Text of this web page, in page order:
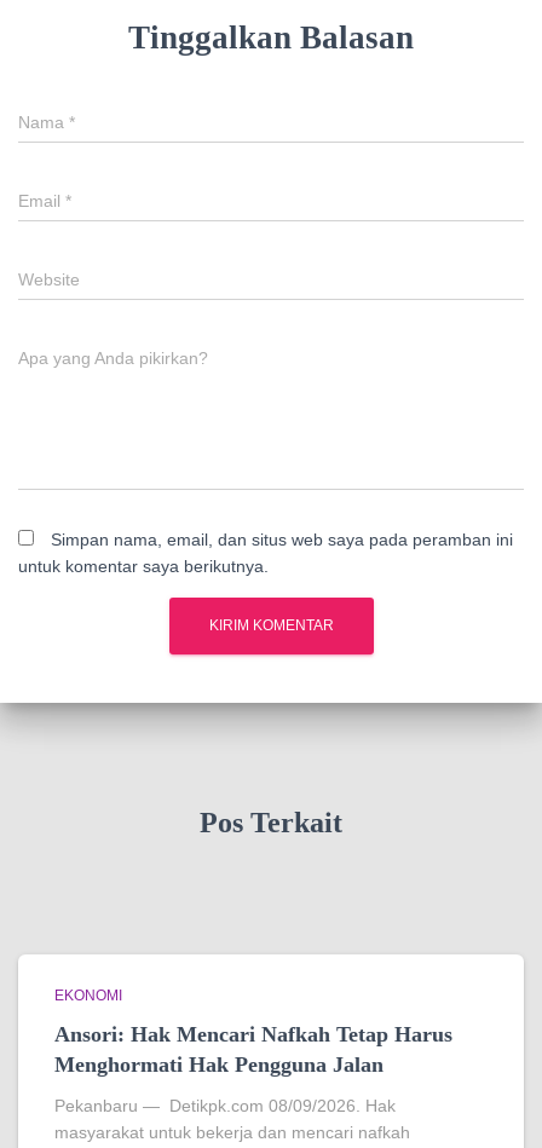
Tinggalkan Balasan
Nama *
Email *
Website
Apa yang Anda pikirkan?
Simpan nama, email, dan situs web saya pada peramban ini
untuk komentar saya berikutnya.
Pos Terkait
EKONOMI
Ansori: Hak Mencari Nafkah Tetap Harus
Menghormati Hak Pengguna Jalan
Pekanbaru — Detikpk.com 08/09/2026. Hak
masyarakat untuk bekerja dan mencari nafkah